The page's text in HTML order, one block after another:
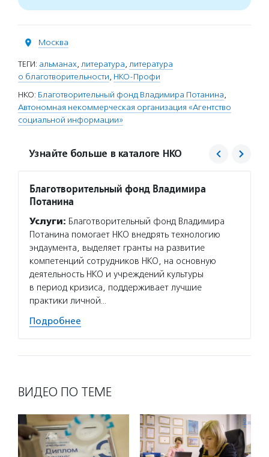
Москва
ТЕГИ: альманах, литература, литература
о благотворительности, НКО-Профи
НКО: Благотворительный фонд Владимира Потанина,
Автономная некоммерческая организация «Агентство
социальной информации»
Узнайте больше в каталоге НКО
Благотворительный фонд Владимира
Потанина
Услуги: Благотворительный фонд Владимира
Потанина помогает НКО внедрять технологию
эндаумента, выделяет гранты на развитие
компетенций сотрудников НКО, на основную
деятельность НКО и учреждений культуры
в период кризиса, поддерживает лучшие
практики личной…
Подробнее
ВИДЕО ПО ТЕМЕ